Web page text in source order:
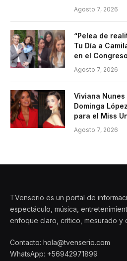
Agosto 7, 2026
“Pelea de
Tu Día a
en el Congreso
Agosto 7, 2026
Viviana
Dominga
para el Miss
Agosto 7, 2026
TVenserio es un portal de
espectáculo, música,
enfoque claro, crítico, mesurado y
Contacto: hola@tvenserio.com
WhatsApp: +56942971899